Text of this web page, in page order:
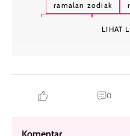
ramalan zodiak
LIHAT
0